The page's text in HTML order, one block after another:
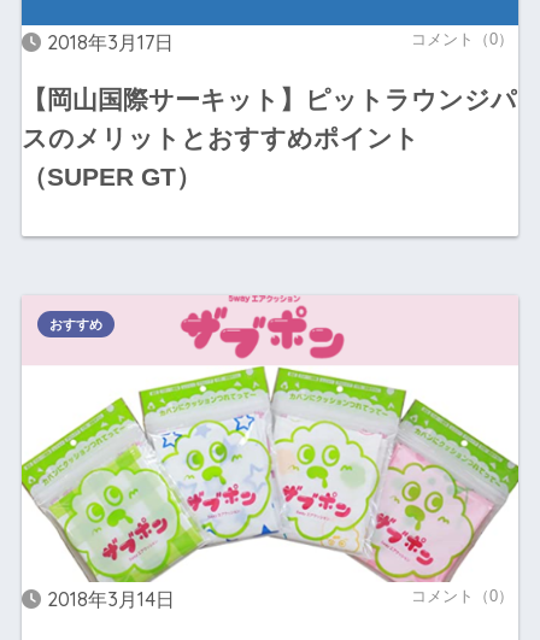
2018年3月17日 コメント（0）
【岡山国際サーキット】ピットラウンジパ
スのメリットとおすすめポイント
（SUPER GT）
2018年3月14日 コメント（0）
おすすめ